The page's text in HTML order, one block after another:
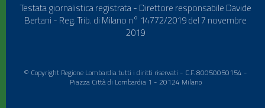
Testata giornalistica registrata - Direttore responsabile Davide
Bertani - Reg. Trib. di Milano n° 14772/2019 del 7 novembre
2019
© Copyright Regione Lombardia tutti i diritti riservati - C.F. 80050050154 -
Piazza Città di Lombardia 1 - 20124 Milano